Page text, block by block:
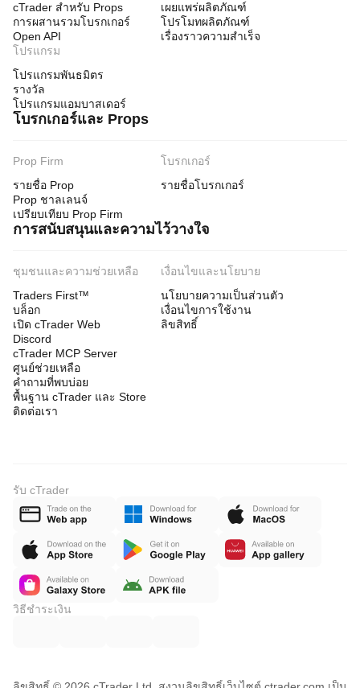
cTrader สำหรับ Props
การผสานรวมโบรกเกอร์
Open API
เผยแพร่ผลิตภัณฑ์
โปรโมทผลิตภัณฑ์
เรื่องราวความสำเร็จ
โปรแกรม
โปรแกรมพันธมิตร
รางวัล
โปรแกรมแอมบาสเดอร์
โบรกเกอร์และ Props
Prop Firm
รายชื่อ Prop
Prop ชาลเลนจ์
เปรียบเทียบ Prop Firm
โบรกเกอร์
รายชื่อโบรกเกอร์
การสนับสนุนและความไว้วางใจ
ชุมชนและความช่วยเหลือ
Traders First™
บล็อก
เปิด cTrader Web
Discord
cTrader MCP Server
ศูนย์ช่วยเหลือ
คำถามที่พบบ่อย
พื้นฐาน cTrader และ Store
ติดต่อเรา
เงื่อนไขและนโยบาย
นโยบายความเป็นส่วนตัว
เงื่อนไขการใช้งาน
ลิขสิทธิ์
รับ cTrader
วิธีชำระเงิน